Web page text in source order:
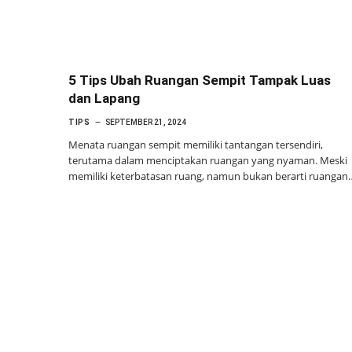
5 Tips Ubah Ruangan Sempit Tampak Luas
dan Lapang
TIPS SEPTEMBER 21, 2024
Menata ruangan sempit memiliki tantangan tersendiri,
terutama dalam menciptakan ruangan yang nyaman. Meski
memiliki keterbatasan ruang, namun bukan berarti